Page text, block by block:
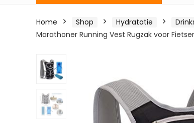
Home Shop Hydratatie
Marathoner Running Vest Rugzak voor